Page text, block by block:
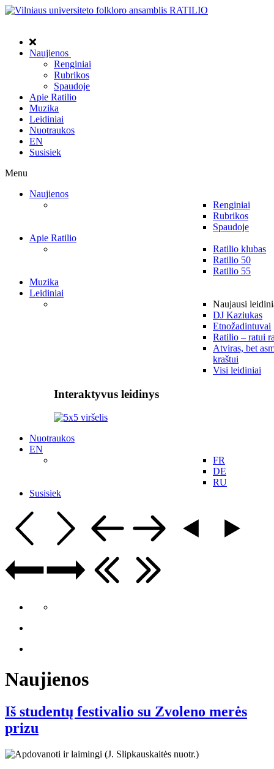
Naujienos
Renginiai
Rubrikos
Spaudoje
Apie Ratilio
Muzika
Leidiniai
Nuotraukos
EN
Susisiek
Menu
Naujienos
Renginiai
Rubrikos
Spaudoje
Apie Ratilio
Ratilio klubas
Ratilio 50
Ratilio 55
Muzika
Leidiniai
Naujausi
DJ Kaziukas
Etnožadintuvai
Ratilio – ratui
Atviras, bet
kraštui
Visi leidiniai
Interaktyvus leidinys
Nuotraukos
EN
FR
DE
RU
Susisiek
Naujienos
Iš studentų festivalio su Zvoleno merės
prizu